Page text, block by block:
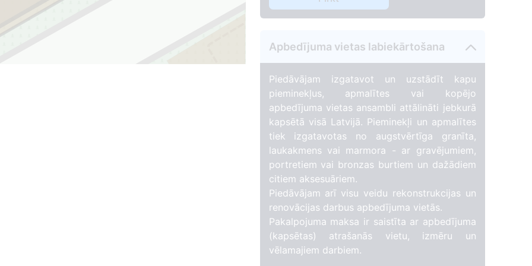
127
1
2
Apbedījuma vietas labiekārtošana
Piedāvājam izgatavot un uzstādīt kapu
pieminekļus, apmalītes vai kopējo
apbedījuma vietas ansambli attālināti jebkurā
kapsētā visā Latvijā. Pieminekļi un apmalītes
tiek izgatavotas no augstvērtīga granīta,
laukakmens vai marmora - ar gravējumiem,
portretiem vai bronzas burtiem un dažādiem
citiem aksesuāriem.
Piedāvājam arī visu veidu rekonstrukcijas un
renovācijas darbus apbedījuma vietās.
Pakalpojuma maksa ir saistīta ar apbedījuma
(kapsētas) atrašanās vietu, izmēru un
vēlamajiem darbiem.